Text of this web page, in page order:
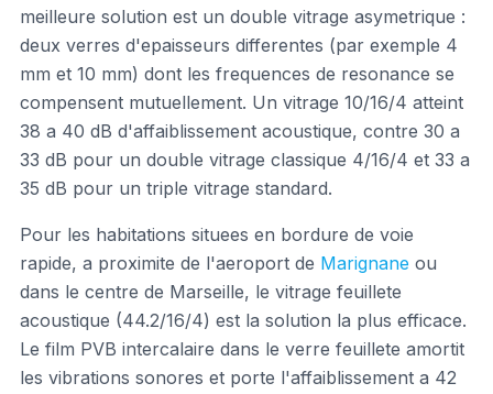
meilleure solution est un double vitrage asymetrique :
deux verres d'epaisseurs differentes (par exemple 4
mm et 10 mm) dont les frequences de resonance se
compensent mutuellement. Un vitrage 10/16/4 atteint
38 a 40 dB d'affaiblissement acoustique, contre 30 a
33 dB pour un double vitrage classique 4/16/4 et 33 a
35 dB pour un triple vitrage standard.
Pour les habitations situees en bordure de voie
rapide, a proximite de l'aeroport de Marignane ou
dans le centre de Marseille, le vitrage feuillete
acoustique (44.2/16/4) est la solution la plus efficace.
Le film PVB intercalaire dans le verre feuillete amortit
les vibrations sonores et porte l'affaiblissement a 42